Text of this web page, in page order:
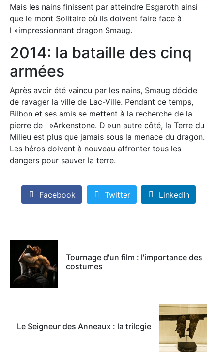
Mais les nains finissent par atteindre Esgaroth ainsi
que le mont Solitaire où ils doivent faire face à
l »impressionnant dragon Smaug.
2014: la bataille des cinq
armées
Après avoir été vaincu par les nains, Smaug décide
de ravager la ville de Lac-Ville. Pendant ce temps,
Bilbon et ses amis se mettent à la recherche de la
pierre de l »Arkenstone. D »un autre côté, la Terre du
Milieu est plus que jamais sous la menace du dragon.
Les héros doivent à nouveau affronter tous les
dangers pour sauver la terre.
Facebook Twitter LinkedIn
Tournage d'un film : l'importance des
costumes
Le Seigneur des Anneaux : la trilogie